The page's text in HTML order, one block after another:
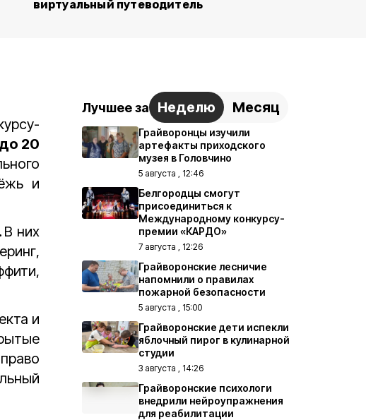
виртуальный путеводитель
до 20
и
В них
и
Лучшее за Неделю Месяц
Грайворонцы изучили
артефакты приходского
музея в Головчино
5 августа , 12:46
Белгородцы смогут
присоединиться к
Международному конкурсу-
премии «КАРДО»
7 августа , 12:26
Грайворонские лесничие
напомнили о правилах
пожарной безопасности
5 августа , 15:00
Грайворонские дети испекли
яблочный пирог в кулинарной
студии
3 августа , 14:26
Грайворонские психологи
внедрили нейроупражнения
для реабилитации